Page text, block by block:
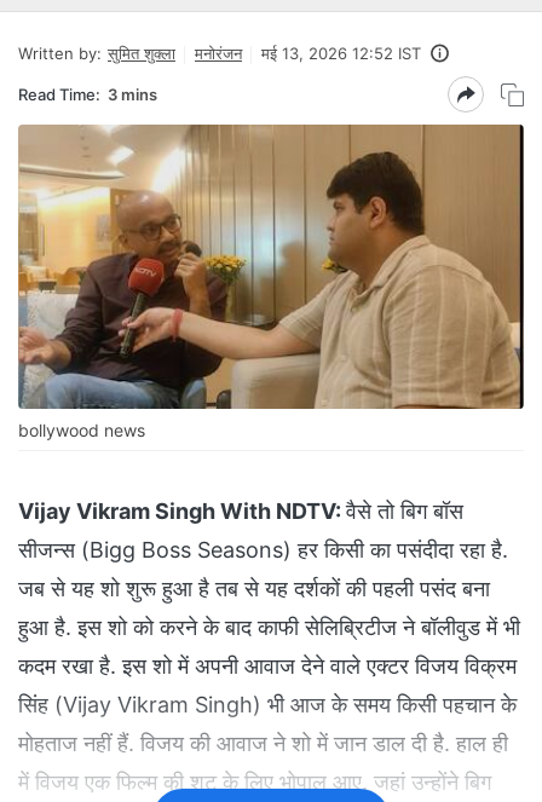
Written by: सुमित शुक्ला मनोरंजन मई 13, 2026 12:52 IST
Read Time: 3 mins
bollywood news
Vijay Vikram Singh With NDTV:वैसे तो बिग बॉस
सीजन्स (Bigg Boss Seasons) हर किसी का पसंदीदा रहा है.
जब से यह शो शुरू हुआ है तब से यह दर्शकों की पहली पसंद बना
हुआ है. इस शो को करने के बाद काफी सेलिब्रिटीज ने बॉलीवुड में भी
कदम रखा है. इस शो में अपनी आवाज देने वाले एक्टर विजय विक्रम
सिंह (Vijay Vikram Singh) भी आज के समय किसी पहचान के
मोहताज नहीं हैं. विजय की आवाज ने शो में जान डाल दी है. हाल ही
में विजय एक फिल्म की शूट के लिए भोपाल आए. जहां उन्होंने बिग